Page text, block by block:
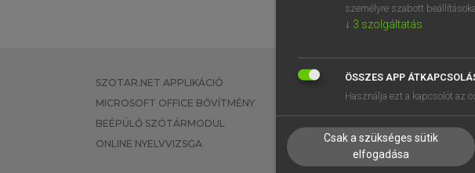
SZOTAR.NET APPLIKÁCIÓ
MICROSOFT OFFICE BŐVÍTMÉNY
BEÉPÜLŐ SZÓTÁRMODUL
ONLINE NYELVVIZSGA
EGYÉNI FELHASZNÁLÓKNAK
TANULÓKNAK
VÁLLALATI MEGOLDÁSOK
személyre szabott
↓ 3 szolgáltatás
ÖSSZES APP
Használja ezt a kapcsolót az
Csak a szükséges sütik
elfogadása